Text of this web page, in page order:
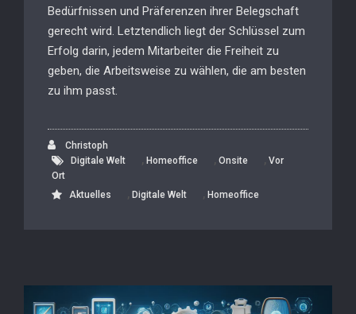
Bedürfnissen und Präferenzen ihrer Belegschaft
gerecht wird. Letztendlich liegt der Schlüssel zum
Erfolg darin, jedem Mitarbeiter die Freiheit zu
geben, die Arbeitsweise zu wählen, die am besten
zu ihm passt.
Christoph
Digitale Welt
, Homeoffice , Onsite , Vor
Ort
Aktuelles
, Digitale Welt , Homeoffice